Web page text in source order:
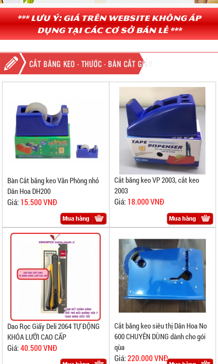
*** Lưu ý: Giá trên website không áp
dụng tại các cơ sở bán lẻ ***
CẮT BĂNG KEO - THƯỚC - BÀN CẮT GIẤY
Bàn Cắt băng keo Văn Phòng nhỏ
Dân Hoa DH200
Giá: 15.500 VNĐ
Cắt băng keo VP 2003, cắt keo
2003
Giá: 18.000 VNĐ
Dao Rọc Giấy Deli 2064 TỰ ĐỘNG
KHÓA LƯỠI CAO CẤP
Giá:40.500 VNĐ
Cắt băng keo siêu thị Dân Hoa No
600 CHUYÊN DÙNG dành cho gói
qùa
Giá:220.000 VNĐ